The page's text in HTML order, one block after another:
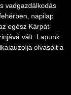
vadgazdálkodás
napilap
egész Kárpát-
vált. Lapunk
olvasóit a